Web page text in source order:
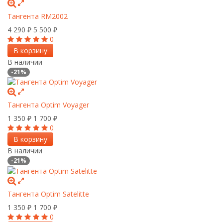
Тангента RM2002
4 290 ₽ 5 500 ₽
0
В корзину
В наличии
-21%
Тангента Optim Voyager
1 350 ₽ 1 700 ₽
0
В корзину
В наличии
-21%
Тангента Optim Satelitte
1 350 ₽ 1 700 ₽
0